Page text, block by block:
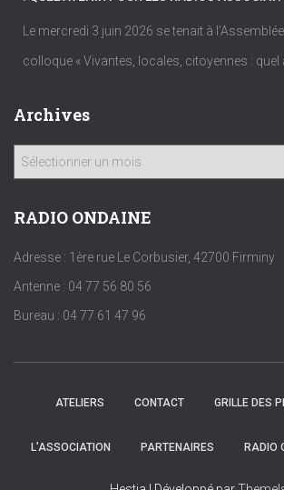
Le mercredi 3 juin 2026 se tenait à
colloque « Vivantes, locales, citoyennes : quel
Archives
h
v
s
RADIO ONDAINE
Adresse : 1ère rue Le Corbusier, 42700 Firminy
Antenne : 04 77 56 80 56
Bureau : 04 77 61 47 96
ATELIERS CONTACT GRILLE DES
L’ASSOCIATION PARTENAIRES RADIO